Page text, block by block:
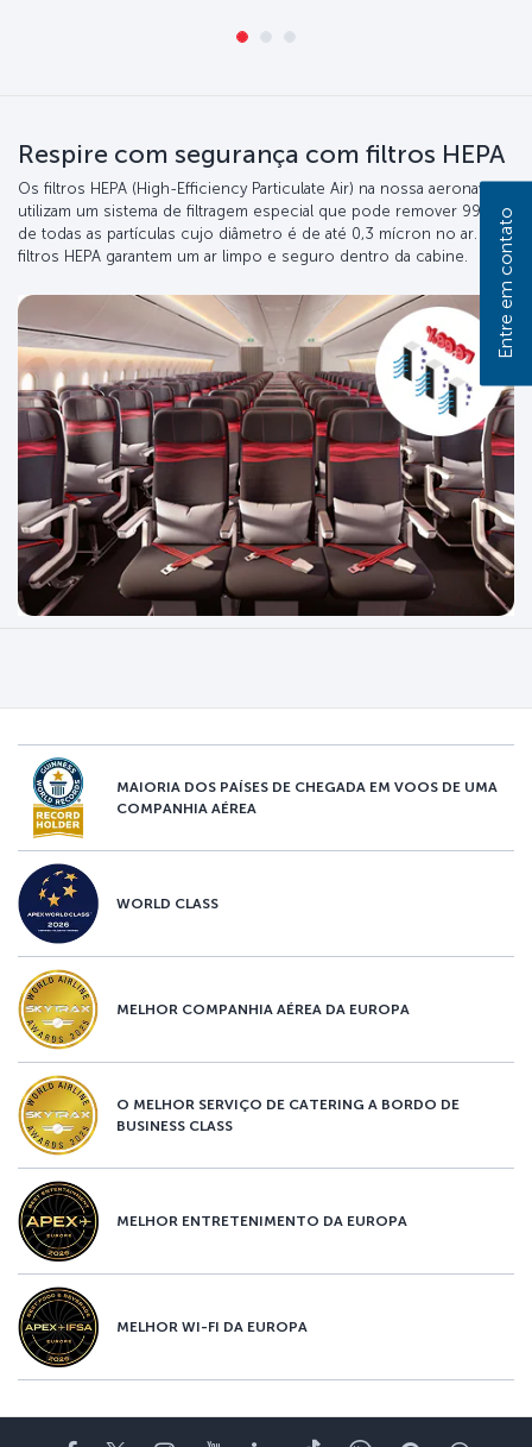
Respire com segurança com filtros HEPA
Os filtros HEPA (High-Efficiency Particulate Air) na nossa aeronave
utilizam um sistema de filtragem especial que pode remover 99,97%
de todas as partículas cujo diâmetro é de até 0,3 mícron no ar. Os
filtros HEPA garantem um ar limpo e seguro dentro da cabine.
MAIORIA DOS PAÍSES DE CHEGADA EM VOOS DE UMA
COMPANHIA AÉREA
WORLD CLASS
MELHOR COMPANHIA AÉREA DA EUROPA
O MELHOR SERVIÇO DE CATERING A BORDO DE
BUSINESS CLASS
MELHOR ENTRETENIMENTO DA EUROPA
MELHOR WI-FI DA EUROPA
Entre em contato